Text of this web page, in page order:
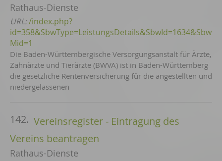
Rathaus-Dienste
URL:/index.php?
id=358&SbwType=LeistungsDetails&SbwId=1634&Sbw
Mid=1
Die Baden-Württembergische Versorgungsanstalt für Ärzte,
Zahnärzte und Tierärzte (BWVA) ist in Baden-Württemberg
die gesetzliche Rentenversicherung für die angestellten und
niedergelassenen
142. Vereinsregister - Eintragung des
Vereins beantragen
Rathaus-Dienste